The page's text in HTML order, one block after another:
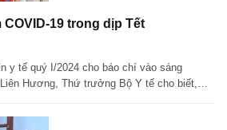
19 trong dịp Tết
y tế quý I/2024 cho báo chí vào sáng
Hương, Thứ trưởng Bộ Y tế cho biết,…